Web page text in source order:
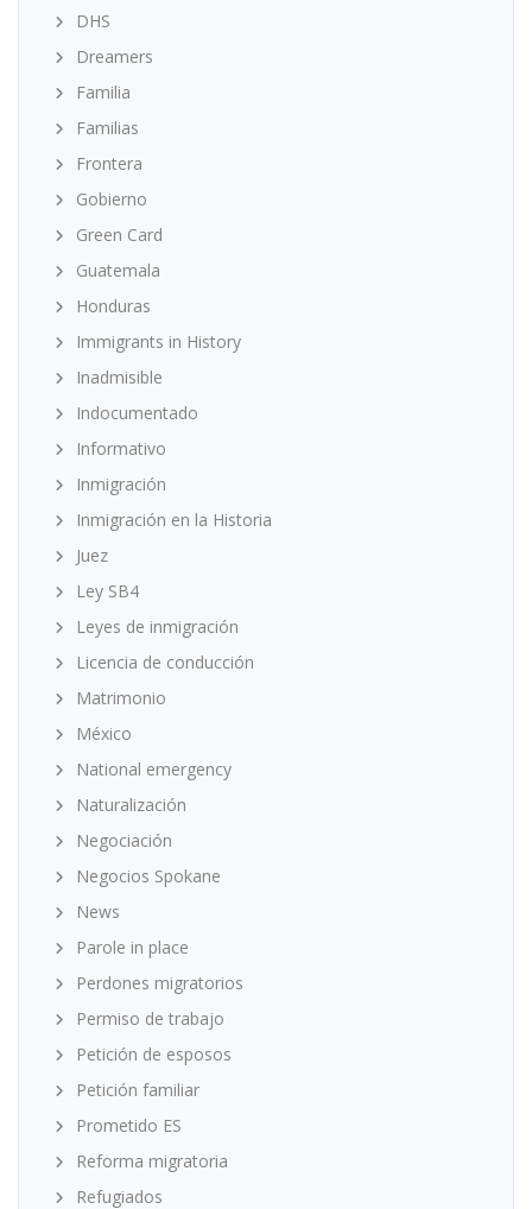
DHS
Dreamers
Familia
Familias
Frontera
Gobierno
Green Card
Guatemala
Honduras
Immigrants in History
Inadmisible
Indocumentado
Informativo
Inmigración
Inmigración en la Historia
Juez
Ley SB4
Leyes de inmigración
Licencia de conducción
Matrimonio
México
National emergency
Naturalización
Negociación
Negocios Spokane
News
Parole in place
Perdones migratorios
Permiso de trabajo
Petición de esposos
Petición familiar
Prometido ES
Reforma migratoria
Refugiados